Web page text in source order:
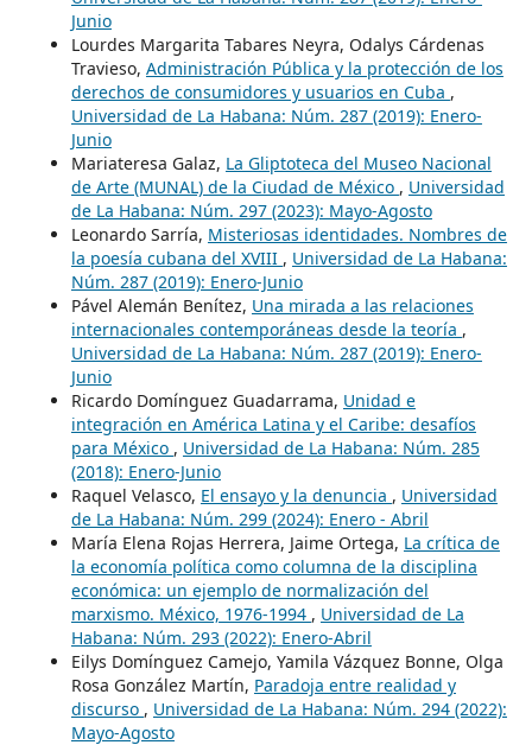
Junio
Lourdes Margarita Tabares Neyra, Odalys Cárdenas
Travieso, Administración Pública y la protección de los
derechos de consumidores y usuarios en Cuba ,
Universidad de La Habana: Núm. 287 (2019): Enero-
Junio
Mariateresa Galaz, La Gliptoteca del Museo Nacional
de Arte (MUNAL) de la Ciudad de México , Universidad
de La Habana: Núm. 297 (2023): Mayo-Agosto
Leonardo Sarría, Misteriosas identidades. Nombres de
la poesía cubana del XVIII , Universidad de La Habana:
Núm. 287 (2019): Enero-Junio
Pável Alemán Benítez, Una mirada a las relaciones
internacionales contemporáneas desde la teoría ,
Universidad de La Habana: Núm. 287 (2019): Enero-
Junio
Ricardo Domínguez Guadarrama, Unidad e
integración en América Latina y el Caribe: desafíos
para México , Universidad de La Habana: Núm. 285
(2018): Enero-Junio
Raquel Velasco, El ensayo y la denuncia , Universidad
de La Habana: Núm. 299 (2024): Enero - Abril
María Elena Rojas Herrera, Jaime Ortega, La crítica de
la economía política como columna de la disciplina
económica: un ejemplo de normalización del
marxismo. México, 1976-1994 , Universidad de La
Habana: Núm. 293 (2022): Enero-Abril
Eilys Domínguez Camejo, Yamila Vázquez Bonne, Olga
Rosa González Martín, Paradoja entre realidad y
discurso , Universidad de La Habana: Núm. 294 (2022):
Mayo-Agosto